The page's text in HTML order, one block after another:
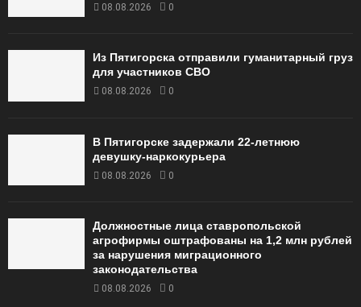
08.08.2026 0
Из Пятигорска отправили гуманитарный груз
для участников СВО
08.08.2026 0
В Пятигорске задержали 22-летнюю
девушку-наркокурьера
08.08.2026 0
Должностные лица ставропольской
агрофирмы оштрафованы на 1,2 млн рублей
за нарушения миграционного
законодательства
08.08.2026 0